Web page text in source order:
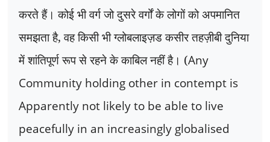
करते हैं। कोई भी वर्ग जो दुसरे वर्गों के लोगों को अपमानित
समझता है,वह किसी भी ग्लोबलाइज़ड कसीर तहज़ीबी दुनिया
में शांतिपूर्ण रूप से रहने के काबिल नहीं है। (Any
Community holding other in contempt is
Apparently not likely to be able to live
peacefully in an increasingly globalised